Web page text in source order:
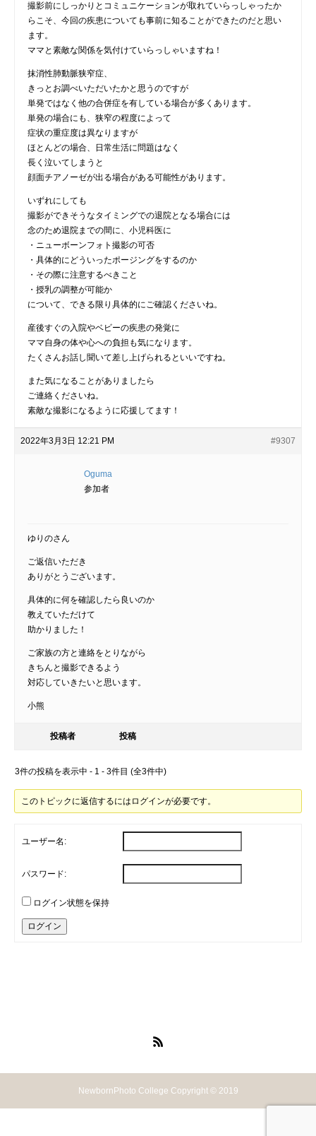
撮影前にしっかりとコミュニケーションが取れていらっしゃったか
らこそ、今回の疾患についても事前に知ることができたのだと思い
ます。
ママと素敵な関係を気付けていらっしゃいますね！
抹消性肺動脈狭窄症、
きっとお調べいただいたかと思うのですが
単発ではなく他の合併症を有している場合が多くあります。
単発の場合にも、狭窄の程度によって
症状の重症度は異なりますが
ほとんどの場合、日常生活に問題はなく
長く泣いてしまうと
顔面チアノーゼが出る場合がある可能性があります。
いずれにしても
撮影ができそうなタイミングでの退院となる場合には
念のため退院までの間に、小児科医に
・ニューボーンフォト撮影の可否
・具体的にどういったポージングをするのか
・その際に注意するべきこと
・授乳の調整が可能か
について、できる限り具体的にご確認くださいね。
産後すぐの入院やベビーの疾患の発覚に
ママ自身の体や心への負担も気になります。
たくさんお話し聞いて差し上げられるといいですね。
また気になることがありましたら
ご連絡くださいね。
素敵な撮影になるように応援してます！
2022年3月3日 12:21 PM #9307
Oguma
参加者
ゆりのさん
ご返信いただき
ありがとうございます。
具体的に何を確認したら良いのか
教えていただけて
助かりました！
ご家族の方と連絡をとりながら
きちんと撮影できるよう
対応していきたいと思います。
小熊
投稿者 投稿
3件の投稿を表示中 - 1 - 3件目 (全3件中)
このトピックに返信するにはログインが必要です。
ユーザー名:
パスワード:
ログイン状態を保持
ログイン
NewbornPhoto College Copyright © 2019